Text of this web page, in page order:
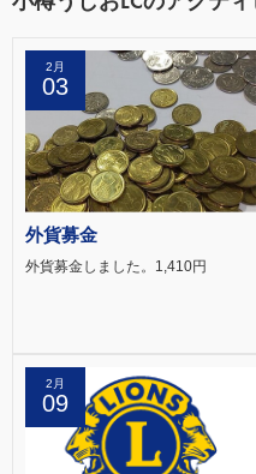
2月
03
外貨募金
外貨募金しました。1,410円
2月
09